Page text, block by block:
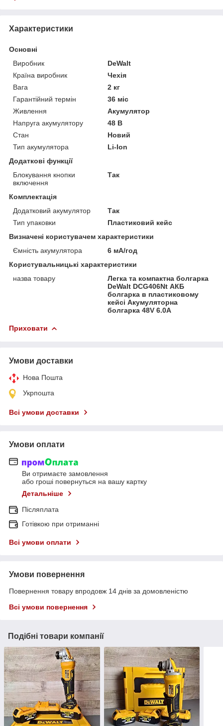
Характеристики
Основні
Виробник
DeWalt
Країна виробник
Чехія
Вага
2 кг
Гарантійний термін
36 міс
Живлення
Акумулятор
Напруга акумулятору
48 В
Стан
Новий
Тип акумулятора
Li-Ion
Додаткові функції
Блокування кнопки
включення
Так
Комплектація
Додатковий акумулятор
Так
Тип упаковки
Пластиковий кейс
Визначені користувачем характеристики
Ємність акумулятора
6 мА/год
Користувальницькі характеристики
назва товару
Легка та компактна болгарка
DeWalt DCG406Nt АКБ
болгарка в пластиковому
кейсі Акумуляторна
болгарка 48V 6.0A
Приховати
Умови доставки
Нова Пошта
Укрпошта
Всі умови доставки
Умови оплати
Ви отримаєте замовлення
або гроші повернуться на вашу картку
Детальніше
Післяплата
Готівкою при отриманні
Всі умови оплати
Умови повернення
Повернення товару впродовж 14 днів за домовленістю
Всі умови повернення
Подібні товари компанії